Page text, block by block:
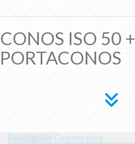
CONOS ISO 50 +
PORTACONOS
Descripción Comentarios